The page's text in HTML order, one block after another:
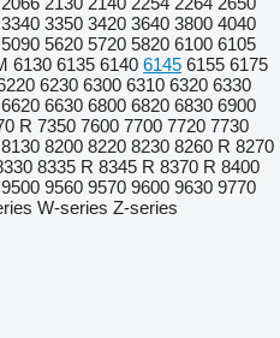
3340 3350 3420 3640 3800 4040
5090 5620 5720 5820 6100 6105
6130 6135 6140 6145 6155 6175
6230 6300 6310 6320 6330
6620 6630 6800 6820 6830 6900
R 7350 7600 7700 7720 7730
8130 8200 8220 8230 8260 R 8270
8335 R 8345 R 8370 R 8400
9500 9560 9570 9600 9630 9770
W-series Z-series